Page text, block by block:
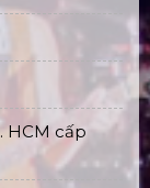
HCM cấp